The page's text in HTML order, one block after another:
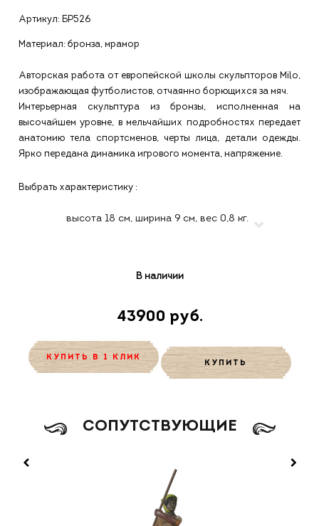
Артикул: БР526
Материал: бронза, мрамор
Авторская работа от европейской школы скульпторов Milo,
изображающая футболистов, отчаянно борющихся за мяч.
Интерьерная скульптура из бронзы, исполненная на
высочайшем уровне, в мельчайших подробностях передает
анатомию тела спортсменов, черты лица, детали одежды.
Ярко передана динамика игрового момента, напряжение.
Выбрать характеристику :
В наличии
43900 руб.
КУПИТЬ В 1 КЛИК
КУПИТЬ
CОПУТСТВУЮЩИЕ